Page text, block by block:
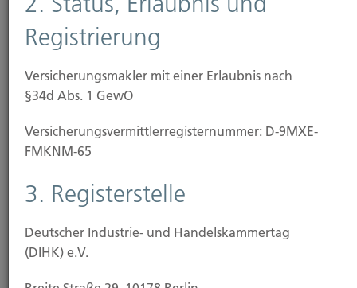
Hotelunterbringung (wenn die Wohnung aufgrund
des Schadens nicht genutzt werden kann) oder
Reparaturkosten.
Ergänzen Sie Ihren Versicherungsschutz und
schließen Sie auch Leistungen für diese Fälle ein:
Überspannungsschäden an elektrischen Geräten
Glasbruchschäden an Gebäude und Mobiliar
Diebstahl aus Kraftfahrzeugen
Fahrraddiebstahl
Erhöhte Entschädigungsgrenzen für Wertsachen
Registrierung
Versicherungsmakler mit einer Erlaubnis nach
§34d Abs. 1 GewO
Versicherungs­vermittler­registernummer: D-9MXE-
FMKNM-65
3. Registerstelle
Deutscher Industrie- und Handelskammertag
(DIHK) e.V.